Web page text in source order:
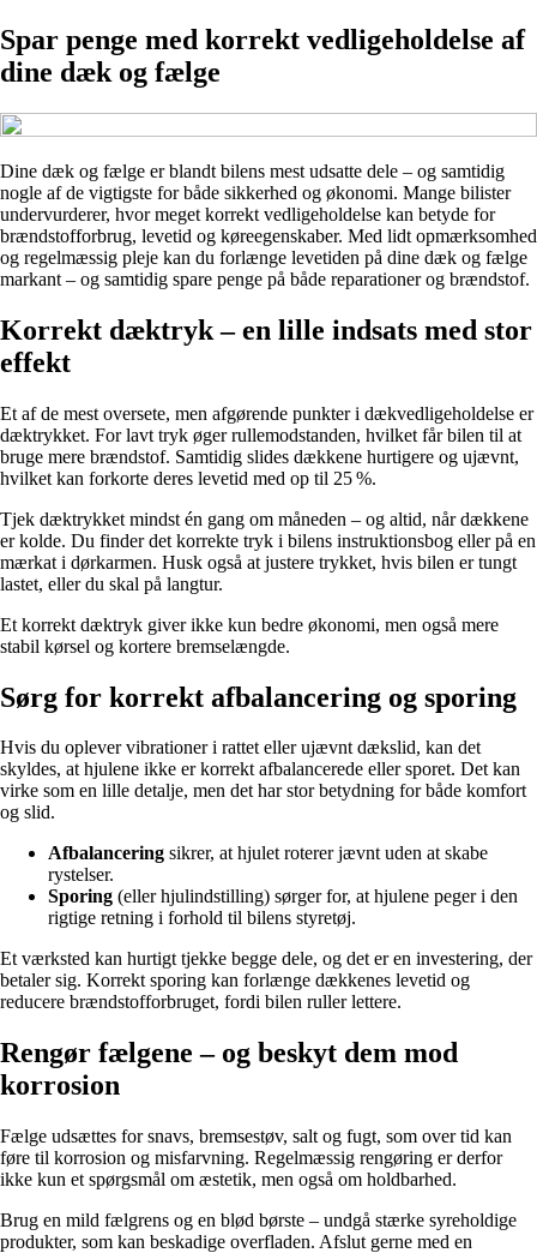
Spar penge med korrekt vedligeholdelse af
dine dæk og fælge
Dine dæk og fælge er blandt bilens mest udsatte dele – og samtidig
nogle af de vigtigste for både sikkerhed og økonomi. Mange bilister
undervurderer, hvor meget korrekt vedligeholdelse kan betyde for
brændstofforbrug, levetid og køreegenskaber. Med lidt opmærksomhed
og regelmæssig pleje kan du forlænge levetiden på dine dæk og fælge
markant – og samtidig spare penge på både reparationer og brændstof.
Korrekt dæktryk – en lille indsats med stor
effekt
Et af de mest oversete, men afgørende punkter i dækvedligeholdelse er
dæktrykket. For lavt tryk øger rullemodstanden, hvilket får bilen til at
bruge mere brændstof. Samtidig slides dækkene hurtigere og ujævnt,
hvilket kan forkorte deres levetid med op til 25 %.
Tjek dæktrykket mindst én gang om måneden – og altid, når dækkene
er kolde. Du finder det korrekte tryk i bilens instruktionsbog eller på en
mærkat i dørkarmen. Husk også at justere trykket, hvis bilen er tungt
lastet, eller du skal på langtur.
Et korrekt dæktryk giver ikke kun bedre økonomi, men også mere
stabil kørsel og kortere bremselængde.
Sørg for korrekt afbalancering og sporing
Hvis du oplever vibrationer i rattet eller ujævnt dækslid, kan det
skyldes, at hjulene ikke er korrekt afbalancerede eller sporet. Det kan
virke som en lille detalje, men det har stor betydning for både komfort
og slid.
Afbalancering sikrer, at hjulet roterer jævnt uden at skabe
rystelser.
Sporing (eller hjulindstilling) sørger for, at hjulene peger i den
rigtige retning i forhold til bilens styretøj.
Et værksted kan hurtigt tjekke begge dele, og det er en investering, der
betaler sig. Korrekt sporing kan forlænge dækkenes levetid og
reducere brændstofforbruget, fordi bilen ruller lettere.
Rengør fælgene – og beskyt dem mod
korrosion
Fælge udsættes for snavs, bremsestøv, salt og fugt, som over tid kan
føre til korrosion og misfarvning. Regelmæssig rengøring er derfor
ikke kun et spørgsmål om æstetik, men også om holdbarhed.
Brug en mild fælgrens og en blød børste – undgå stærke syreholdige
produkter, som kan beskadige overfladen. Afslut gerne med en